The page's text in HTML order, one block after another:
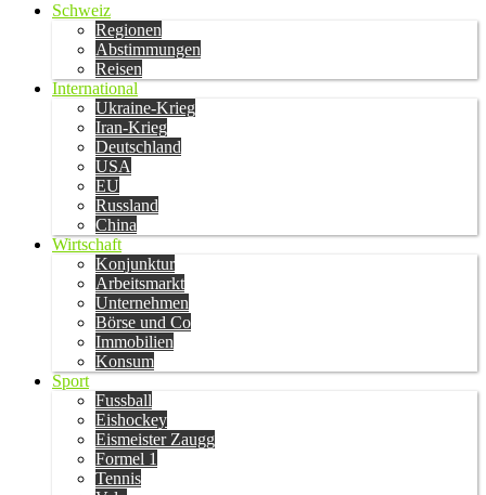
Schweiz
Regionen
Abstimmungen
Reisen
International
Ukraine-Krieg
Iran-Krieg
Deutschland
USA
EU
Russland
China
Wirtschaft
Konjunktur
Arbeitsmarkt
Unternehmen
Börse und Co
Immobilien
Konsum
Sport
Fussball
Eishockey
Eismeister Zaugg
Formel 1
Tennis